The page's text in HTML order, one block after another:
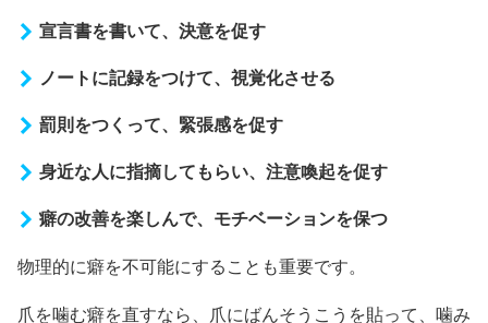
宣言書を書いて、決意を促す
ノートに記録をつけて、視覚化させる
罰則をつくって、緊張感を促す
身近な人に指摘してもらい、注意喚起を促す
癖の改善を楽しんで、モチベーションを保つ
物理的に癖を不可能にすることも重要です。
爪を噛む癖を直すなら、爪にばんそうこうを貼って、噛み